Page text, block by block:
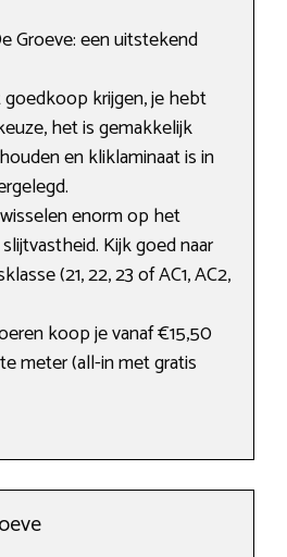
Groeve: een uitstekend
krijgen, je hebt
het is gemakkelijk
en kliklaminaat is in
enorm op het
Kijk goed naar
(21, 22, 23 of AC1, AC2,
koop je vanaf €15,50
meter (all-in met gratis